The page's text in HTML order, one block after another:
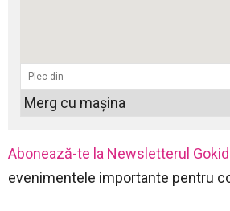
Abonează-te la Newsletterul
evenimentele importante pentru